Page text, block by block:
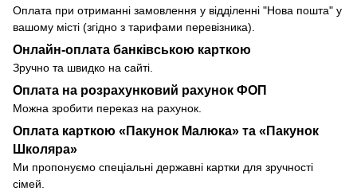
Оплата при отриманні замовлення у відділенні "Нова пошта" у
вашому місті (згідно з тарифами перевізника).
Онлайн-оплата банківською карткою
Зручно та швидко на сайті.
Оплата на розрахунковий рахунок ФОП
Можна зробити переказ на рахунок.
Оплата карткою «Пакунок Малюка» та «Пакунок
Школяра»
Ми пропонуємо спеціальні державні картки для зручності
сімей.